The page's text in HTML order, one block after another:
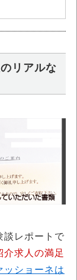
リアルな
談レポートで
求人の満足
ッショーネは